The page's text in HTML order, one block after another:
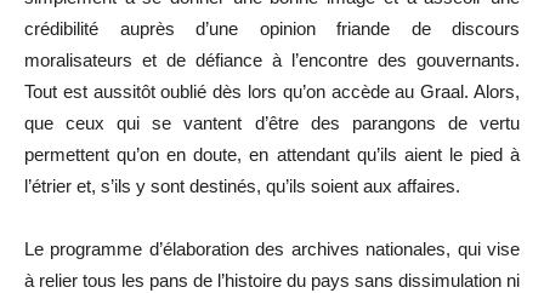
crédibilité auprès d’une opinion friande de discours
moralisateurs et de défiance à l’encontre des gouvernants.
Tout est aussitôt oublié dès lors qu’on accède au Graal. Alors,
que ceux qui se vantent d’être des parangons de vertu
permettent qu’on en doute, en attendant qu’ils aient le pied à
l’étrier et, s’ils y sont destinés, qu’ils soient aux affaires.
Le programme d’élaboration des archives nationales, qui vise
à relier tous les pans de l’histoire du pays sans dissimulation ni